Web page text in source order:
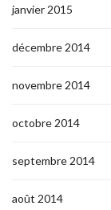
janvier 2015
décembre 2014
novembre 2014
octobre 2014
septembre 2014
août 2014